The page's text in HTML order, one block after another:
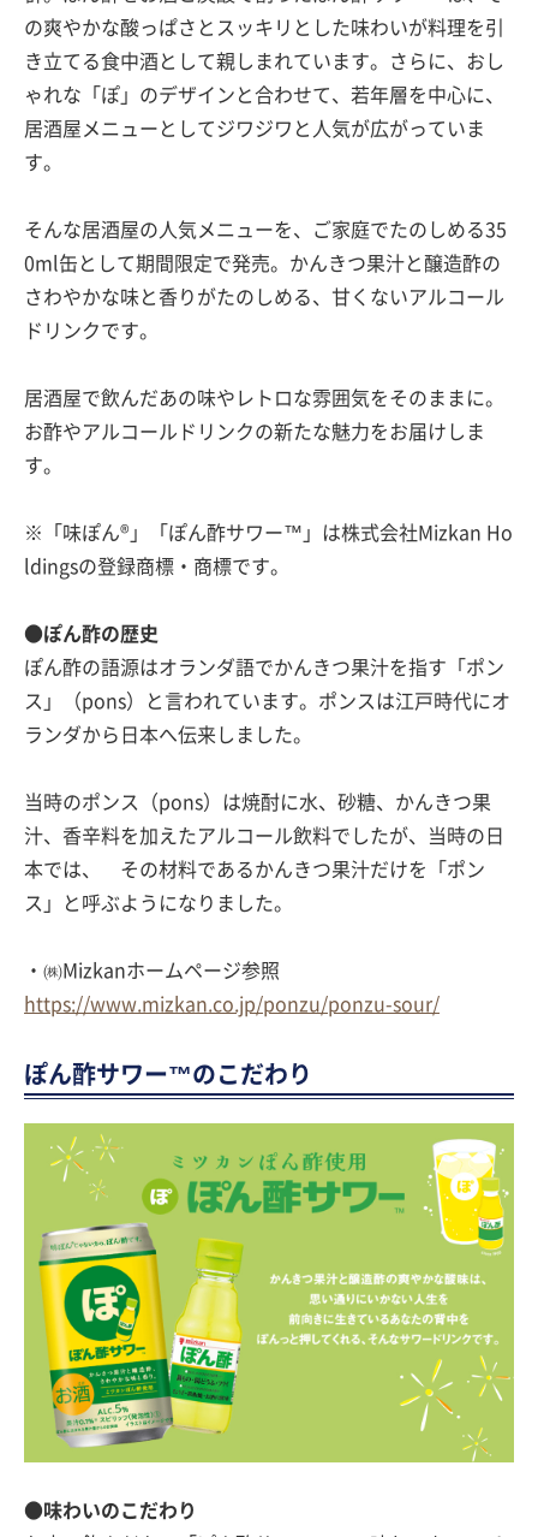
の爽やかな酸っぱさとスッキリとした味わいが料理を引
き立てる食中酒として親しまれています。さらに、おし
ゃれな「ぽ」のデザインと合わせて、若年層を中心に、
居酒屋メニューとしてジワジワと人気が広がっていま
す。
そんな居酒屋の人気メニューを、ご家庭でたのしめる35
0ml缶として期間限定で発売。かんきつ果汁と醸造酢の
さわやかな味と香りがたのしめる、甘くないアルコール
ドリンクです。
居酒屋で飲んだあの味やレトロな雰囲気をそのままに。
お酢やアルコールドリンクの新たな魅力をお届けしま
す。
※「味ぽん®」「ぽん酢サワー™」は株式会社Mizkan Ho
ldingsの登録商標・商標です。
●ぽん酢の歴史
ぽん酢の語源はオランダ語でかんきつ果汁を指す「ポン
ス」（pons）と言われています。ポンスは江戸時代にオ
ランダから日本へ伝来しました。
当時のポンス（pons）は焼酎に水、砂糖、かんきつ果
汁、香辛料を加えたアルコール飲料でしたが、当時の日
本では、 その材料であるかんきつ果汁だけを「ポン
ス」と呼ぶようになりました。
・㈱Mizkanホームページ参照
https://www.mizkan.co.jp/ponzu/ponzu-sour/
ぽん酢サワー™のこだわり
●味わいのこだわり